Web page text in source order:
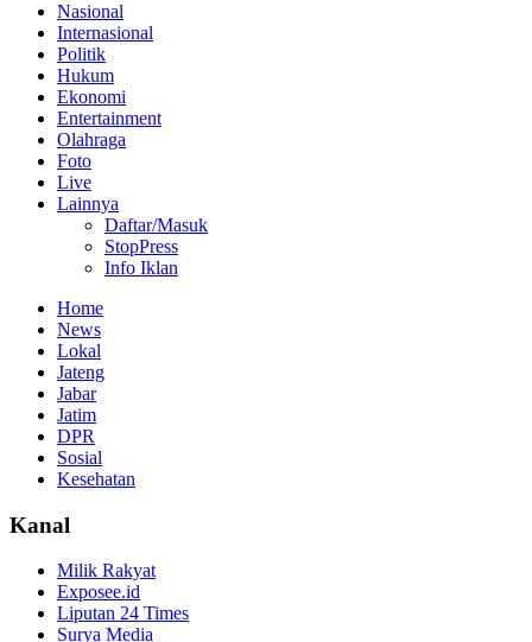
Nasional
Internasional
Politik
Hukum
Ekonomi
Entertainment
Olahraga
Foto
Live
Lainnya
Daftar/Masuk
StopPress
Info Iklan
Home
News
Lokal
Jateng
Jabar
Jatim
DPR
Sosial
Kesehatan
Kanal
Milik Rakyat
Exposee.id
Liputan 24 Times
Surya Media